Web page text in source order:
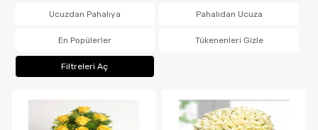
Ucuzdan Pahalıya Pahalıdan Ucuza
En Popülerler Tükenenleri Gizle
Filtreleri Aç